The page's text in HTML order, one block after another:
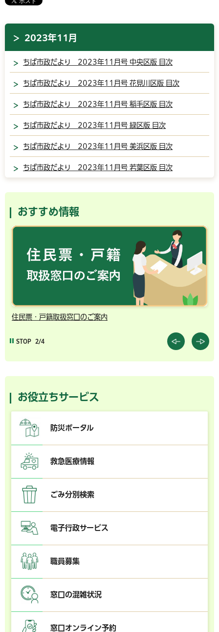
2023年11月
ちば市政だより 2023年11月号 中央区版 目次
ちば市政だより 2023年11月号 花見川区版 目次
ちば市政だより 2023年11月号 稲毛区版 目次
ちば市政だより 2023年11月号 緑区版 目次
ちば市政だより 2023年11月号 美浜区版 目次
ちば市政だより 2023年11月号 若葉区版 目次
おすすめ情報
住民票・戸籍取扱窓口のご案内
STOP 2/4
お役立ちサービス
防災ポータル
救急医療情報
ごみ分別検索
電子行政サービス
職員募集
窓口の混雑状況
窓口オンライン予約